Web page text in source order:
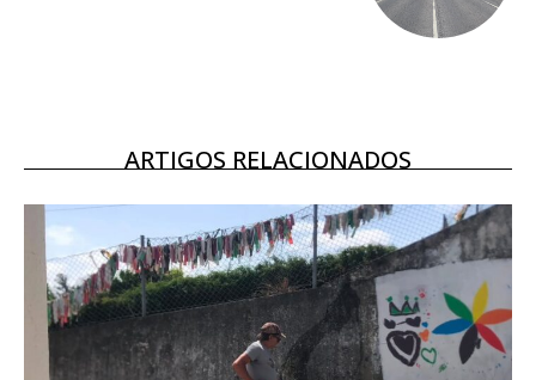
12 meses
Acesso ao conteúdo online
Acesso aos conteúdos Exclusivos para
assinantes
Ofertas para assinatura anual
ARTIGOS RELACIONADOS